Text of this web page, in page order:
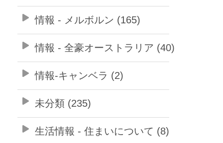
情報 - メルボルン (165)
情報 - 全豪オーストラリア (40)
情報-キャンベラ (2)
未分類 (235)
生活情報 - 住まいについて (8)